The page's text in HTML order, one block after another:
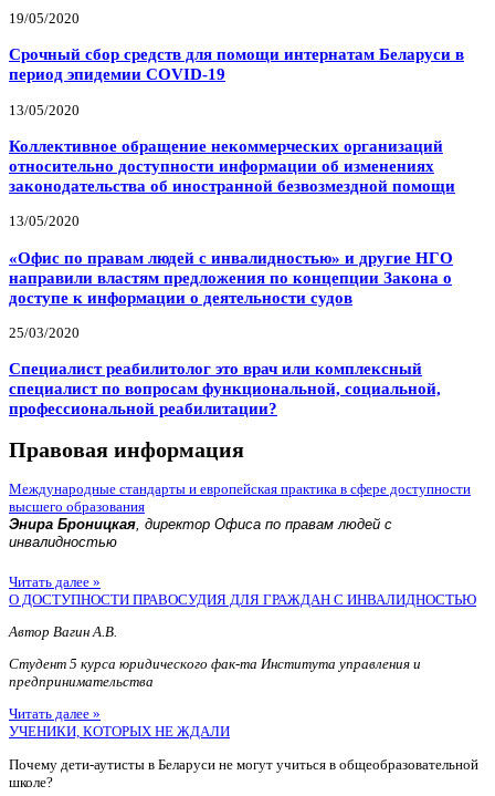
19/05/2020
Срочный сбор средств для помощи интернатам Беларуси в
период эпидемии COVID-19
13/05/2020
Коллективное обращение некоммерческих организаций
относительно доступности информации об изменениях
законодательства об иностранной безвозмездной помощи
13/05/2020
«Офис по правам людей с инвалидностью» и другие НГО
направили властям предложения по концепции Закона о
доступе к информации о деятельности судов
25/03/2020
Специалист реабилитолог это врач или комплексный
специалист по вопросам функциональной, социальной,
профессиональной реабилитации?
Правовая информация
Международные стандарты и европейская практика в сфере доступности
высшего образования
Энира Броницкая, директор Офиса по правам людей с
инвалидностью
Читать далее »
О ДОСТУПНОСТИ ПРАВОСУДИЯ ДЛЯ ГРАЖДАН С ИНВАЛИДНОСТЬЮ
Автор Вагин А.В.
Студент 5 курса юридического фак-та Института управления и
предпринимательства
Читать далее »
УЧЕНИКИ, КОТОРЫХ НЕ ЖДАЛИ
Почему дети-аутисты в Беларуси не могут учиться в общеобразовательной
школе?